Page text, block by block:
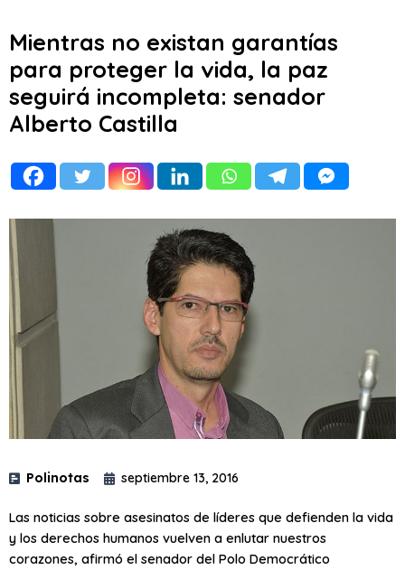
Mientras no existan garantías
para proteger la vida, la paz
seguirá incompleta: senador
Alberto Castilla
Polinotas septiembre 13, 2016
Las noticias sobre asesinatos de líderes que defienden la vida
y los derechos humanos vuelven a enlutar nuestros
corazones, afirmó el senador del Polo Democrático